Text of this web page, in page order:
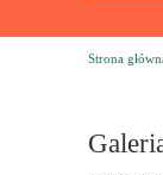
Strona